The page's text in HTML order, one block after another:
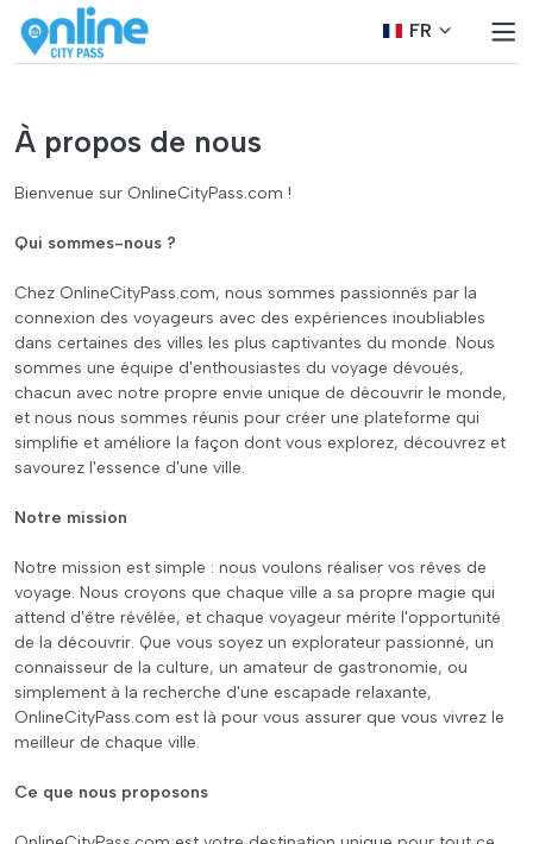
FR
À propos de nous
Bienvenue sur OnlineCityPass.com !
Qui sommes-nous ?
Chez OnlineCityPass.com, nous sommes passionnés par la
connexion des voyageurs avec des expériences inoubliables
dans certaines des villes les plus captivantes du monde. Nous
sommes une équipe d'enthousiastes du voyage dévoués,
chacun avec notre propre envie unique de découvrir le monde,
et nous nous sommes réunis pour créer une plateforme qui
simplifie et améliore la façon dont vous explorez, découvrez et
savourez l'essence d'une ville.
Notre mission
Notre mission est simple : nous voulons réaliser vos rêves de
voyage. Nous croyons que chaque ville a sa propre magie qui
attend d'être révélée, et chaque voyageur mérite l'opportunité
de la découvrir. Que vous soyez un explorateur passionné, un
connaisseur de la culture, un amateur de gastronomie, ou
simplement à la recherche d'une escapade relaxante,
OnlineCityPass.com est là pour vous assurer que vous vivrez le
meilleur de chaque ville.
Ce que nous proposons